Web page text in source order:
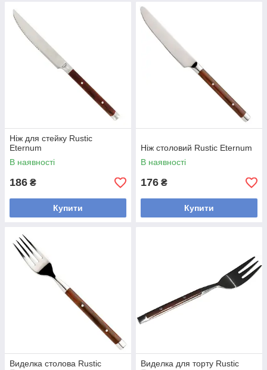
Ніж для стейку Rustic
Eternum
В наявності
186 ₴
Купити
Ніж столовий Rustic Eternum
В наявності
176 ₴
Купити
Виделка столова Rustic
Виделка для торту Rustic